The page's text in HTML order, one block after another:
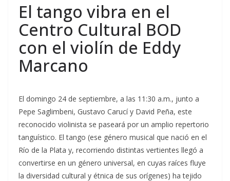
El tango vibra en el
Centro Cultural BOD
con el violín de Eddy
Marcano
El domingo 24 de septiembre, a las 11:30 a.m., junto a
Pepe Saglimbeni, Gustavo Carucí y David Peña, este
reconocido violinista se paseará por un amplio repertorio
tanguístico. El tango (ese género musical que nació en el
Río de la Plata y, recorriendo distintas vertientes llegó a
convertirse en un género universal, en cuyas raíces fluye
la diversidad cultural y étnica de sus orígenes) ha tejido